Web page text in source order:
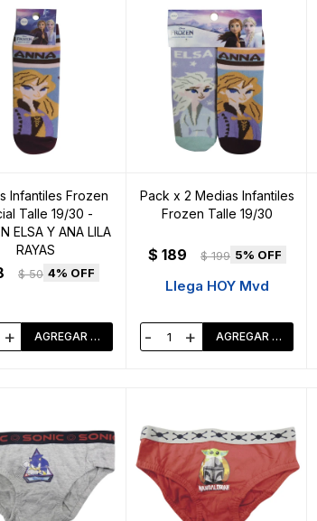
Infantiles Frozen
Talle 19/30 -
ELSA Y ANA LILA
RAYAS
$ 50 4
+
Pack x 2 Medias Infantiles
Frozen Talle 19/30
$ 189 $ 199 5
Llega HOY Mvd
- +